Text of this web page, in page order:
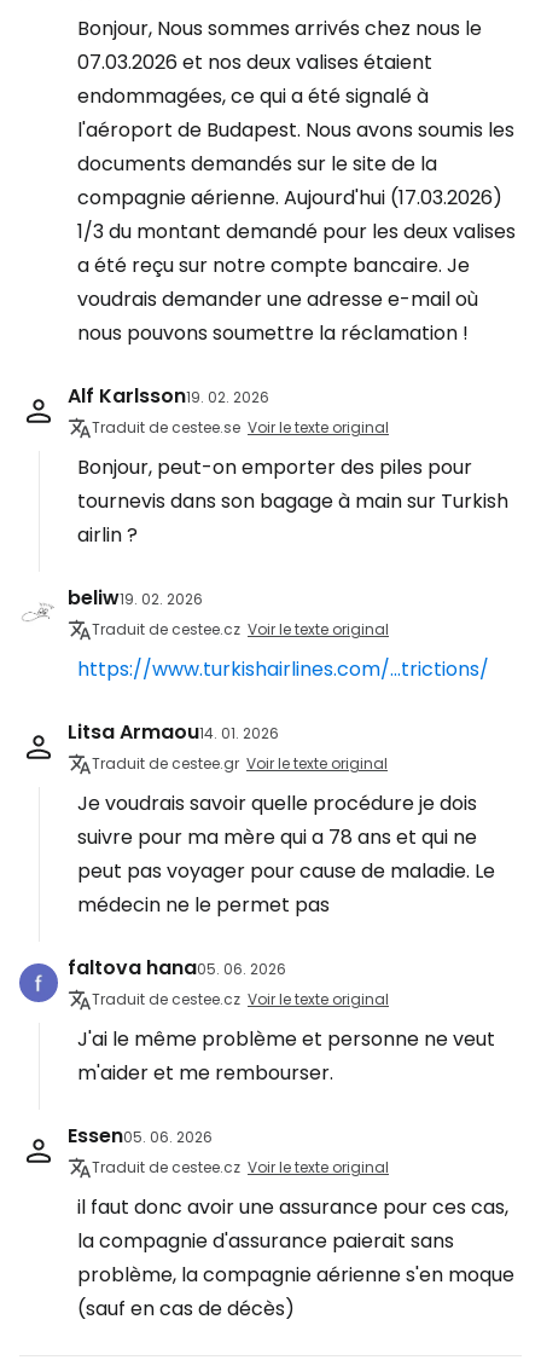
Bonjour, Nous sommes arrivés chez nous le
07.03.2026 et nos deux valises étaient
endommagées, ce qui a été signalé à
l'aéroport de Budapest. Nous avons soumis les
documents demandés sur le site de la
compagnie aérienne. Aujourd'hui (17.03.2026)
1/3 du montant demandé pour les deux valises
a été reçu sur notre compte bancaire. Je
voudrais demander une adresse e-mail où
nous pouvons soumettre la réclamation !
Alf Karlsson19. 02. 2026
Traduit de cestee.se Voir le texte original
Bonjour, peut-on emporter des piles pour
tournevis dans son bagage à main sur Turkish
airlin ?
beliw19. 02. 2026
Traduit de cestee.cz Voir le texte original
https://www.turkishairlines.com/...trictions/
Litsa Armaou14. 01. 2026
Traduit de cestee.gr Voir le texte original
Je voudrais savoir quelle procédure je dois
suivre pour ma mère qui a 78 ans et qui ne
peut pas voyager pour cause de maladie. Le
médecin ne le permet pas
faltova hana05. 06. 2026
Traduit de cestee.cz Voir le texte original
J'ai le même problème et personne ne veut
m'aider et me rembourser.
Essen05. 06. 2026
Traduit de cestee.cz Voir le texte original
il faut donc avoir une assurance pour ces cas,
la compagnie d'assurance paierait sans
problème, la compagnie aérienne s'en moque
(sauf en cas de décès)